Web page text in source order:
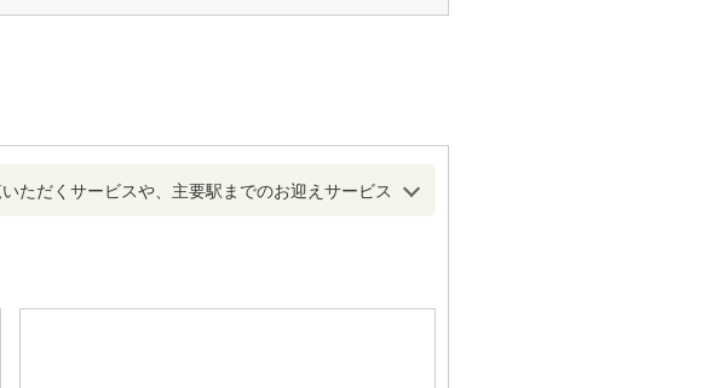
ただくサービスや、主要駅までのお迎えサービス